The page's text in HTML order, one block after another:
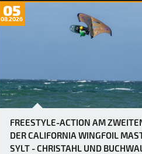
05
08.2026
FREESTYLE-ACTION AM
DER CALIFORNIA WINGFOIL
SYLT - CHRISTAHL UND